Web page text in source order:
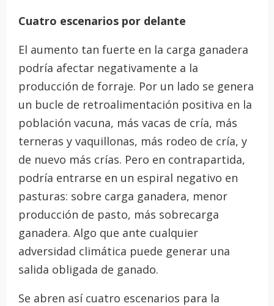
Cuatro escenarios por delante
El aumento tan fuerte en la carga ganadera
podría afectar negativamente a la
producción de forraje. Por un lado se genera
un bucle de retroalimentación positiva en la
población vacuna, más vacas de cría, más
terneras y vaquillonas, más rodeo de cría, y
de nuevo más crías. Pero en contrapartida,
podría entrarse en un espiral negativo en
pasturas: sobre carga ganadera, menor
producción de pasto, más sobrecarga
ganadera. Algo que ante cualquier
adversidad climática puede generar una
salida obligada de ganado.
Se abren así cuatro escenarios para la